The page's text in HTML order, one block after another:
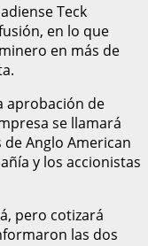
Teck
en lo que
en más de
aprobación de
se llamará
Anglo American
y los accionistas
pero cotizará
las dos